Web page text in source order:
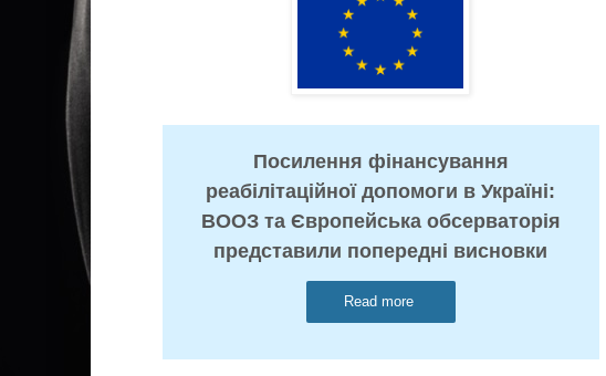
Посилення фінансування
реабілітаційної допомоги в Україні:
ВООЗ та Європейська обсерваторія
представили попередні висновки
Read more